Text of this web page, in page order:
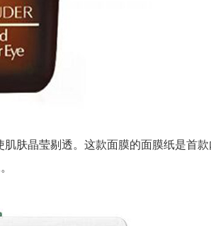
肤晶莹剔透。这款面膜的面膜纸是首